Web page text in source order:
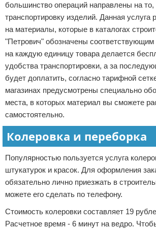
большинство операций направлены на то,
транспортировку изделий. Данная услуга
на материалы, которые в каталогах
"Петрович" обозначены
на каждую единицу товара делается
удобства транспортировки, а за
будет доплатить, согласно тарифной
магазинах предусмотрены специально
места, в которых материал вы сможете
самостоятельно.
Колеровка и переборка
Популярностью пользуется услуга
штукатурок и красок. Для оформления
обязательно лично приезжать в
можете его сделать по телефону.
Стоимость колеровки составляет 19
Расчетное время - 6 минут на ведро.